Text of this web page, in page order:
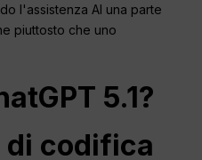
l'assistenza AI una parte
piuttosto che uno
5.1?
di codifica